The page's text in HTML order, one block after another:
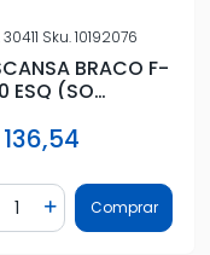
30411 Sku.10192076
BRACO F-
(SO
Quantidade
AdicionarComprar